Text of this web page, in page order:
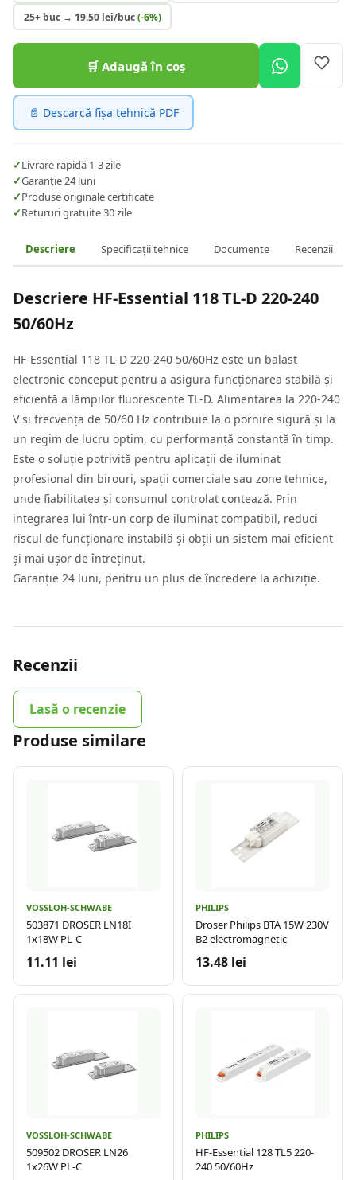
25+ buc→ 19.50lei/buc(-6%)
🛒 Adaugă în coș
📄 Descarcă fișa tehnică PDF
✓Livrare rapidă 1-3 zile
✓Garanție 24 luni
✓Produse originale certificate
✓Retururi gratuite 30 zile
Descriere Specificații tehnice Documente Recenzii
Descriere HF-Essential 118 TL-D 220-240
50/60Hz
HF-Essential 118 TL-D 220-240 50/60Hz este un balast
electronic conceput pentru a asigura funcționarea stabilă și
eficientă a lămpilor fluorescente TL-D. Alimentarea la 220-240
V și frecvența de 50/60 Hz contribuie la o pornire sigură și la
un regim de lucru optim, cu performanță constantă în timp.
Este o soluție potrivită pentru aplicații de iluminat
profesional din birouri, spații comerciale sau zone tehnice,
unde fiabilitatea și consumul controlat contează. Prin
integrarea lui într-un corp de iluminat compatibil, reduci
riscul de funcționare instabilă și obții un sistem mai eficient
și mai ușor de întreținut.
Garanție 24 luni, pentru un plus de încredere la achiziție.
Recenzii
Lasă o recenzie
Produse similare
VOSSLOH-SCHWABE
503871 DROSER LN18I
1x18W PL-C
11.11 lei
PHILIPS
Droser Philips BTA 15W 230V
B2 electromagnetic
13.48 lei
VOSSLOH-SCHWABE
509502 DROSER LN26
1x26W PL-C
PHILIPS
HF-Essential 128 TL5 220-
240 50/60Hz